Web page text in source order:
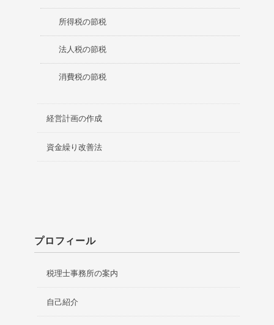
所得税の節税
法人税の節税
消費税の節税
経営計画の作成
資金繰り改善法
プロフィール
税理士事務所の案内
自己紹介